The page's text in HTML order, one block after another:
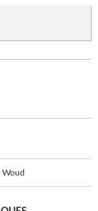
Woud